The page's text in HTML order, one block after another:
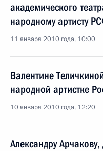
академического
народному артисту
11 января 2010 года, 10:00
Валентине
народной артистке
10 января 2010 года, 12:20
Александру